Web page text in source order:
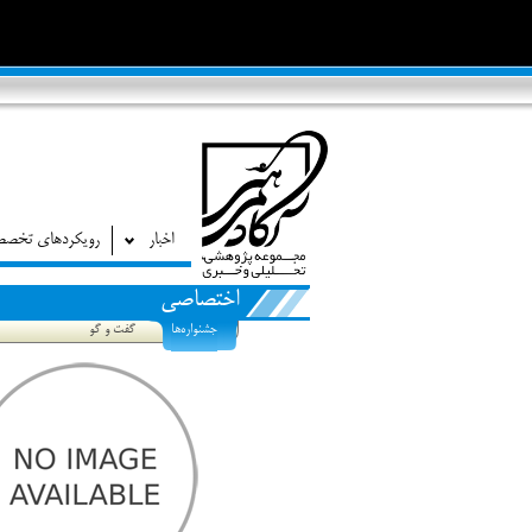
اخبار رویکردهای
اختصاصی
جشنواره‌ها گفت و گو